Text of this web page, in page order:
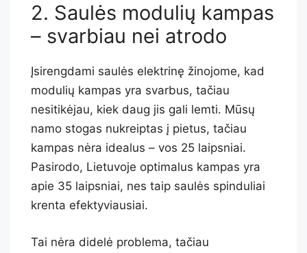
2. Saulės modulių kampas
– svarbiau nei atrodo
Įsirengdami saulės elektrinę žinojome, kad
modulių kampas yra svarbus, tačiau
nesitikėjau, kiek daug jis gali lemti. Mūsų
namo stogas nukreiptas į pietus, tačiau
kampas nėra idealus – vos 25 laipsniai.
Pasirodo, Lietuvoje optimalus kampas yra
apie 35 laipsniai, nes taip saulės spinduliai
krenta efektyviausiai.
Tai nėra didelė problema, tačiau